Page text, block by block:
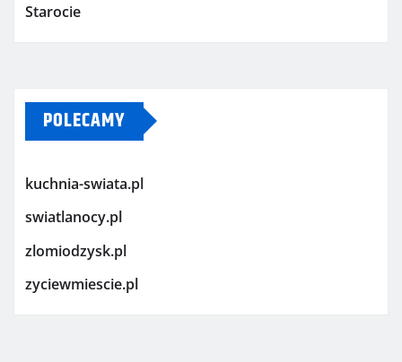
Starocie
POLECAMY
kuchnia-swiata.pl
swiatlanocy.pl
zlomiodzysk.pl
zyciewmiescie.pl